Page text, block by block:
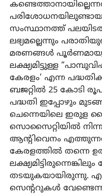
സംസ്ഥാനത്ത്
ലഭ്യമല്ലെന്നും
മരണങ്ങൾ പൂർണമായും
ലക്ഷ്യമിട്ടുള്ള
കേരളം’ എന്ന
ബജറ്റിൽ 25 കോടി
പദ്ധതി ഇപ്പോഴും
ചെന്നെയിലെ ഇരുള
സൊസൈറ്റിയിൽ
ആന്റിവെനം
കേരളത്തിൽ തന്നെ
തടയുകയായിരുന്നു.
സെന്ററുകൾ